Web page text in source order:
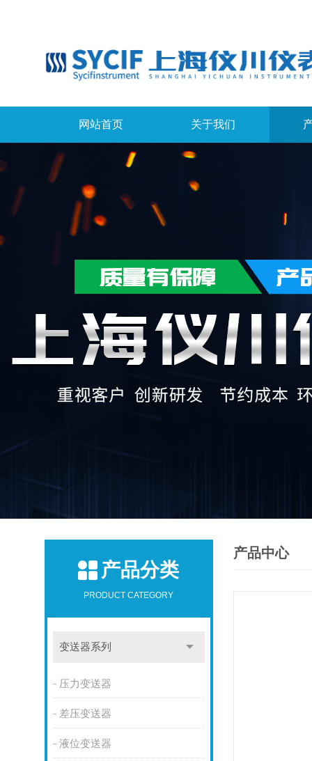
网站首页 关于我们
产品分类
PRODUCT CATEGORY
变送器系列
压力变送器
差压变送器
液位变送器
产品中心